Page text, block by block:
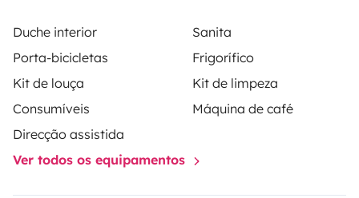
Duche interior
Sanita
Porta-bicicletas
Frigorífico
Kit de louça
Kit de limpeza
Consumíveis
Máquina de café
Direcção assistida
Ver todos os equipamentos